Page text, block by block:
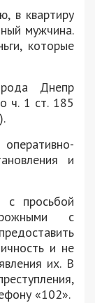
в квартиру
мужчина.
которые
Днепр
ч. 1 ст. 185
и
с просьбой
с
и не
их. В
«102».